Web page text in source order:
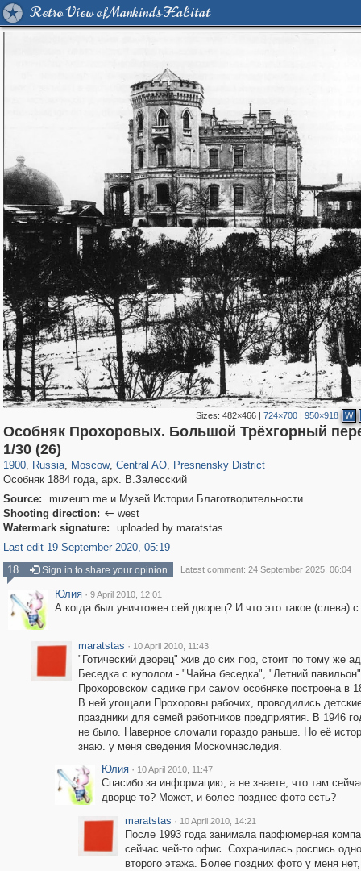
Retro View of Mankind's Habitat
Sizes: 482×466| 724×700| 950×918 W
Особняк Прохоровых. Большой Трёхгорный
1/30 (26)
1900, Russia
1,407,345
, Moscow
319,882
, Central AO, Presnensky District
Особняк 1884 года, арх. В.Залесский
Source:
muzeum.me и Музей Истории Благотворительности
Shooting direction:  west
Watermark signature:
uploaded by maratstas
Last edit 19 September 2020, 05:19
18
Sign in to share your opinion Latest comment: 24 September 2025, 06:04
Юлия · 9 April 2010, 12:01
А когда был уничтожен сей дворец? И что это такое (слева)
maratstas · 10 April 2010, 11:43
"Готический дворец" жив до сих пор, стоит по тому же
Беседка с куполом - "Чайна беседка", "Летний
Прохоровском садике при самом особняке построена в
В ней угощали Прохоровы рабочих, проводились
праздники для семей работников предприятия. В 1946
не было. Наверное сломали гораздо раньше. Но её
знаю. у меня сведения Москомнаследия.
Юлия · 10 April 2010, 11:47
Спасибо за информацию, а не знаете, что там
дворце-то? Может, и более позднее фото есть?
maratstas · 10 April 2010, 14:21
После 1993 года занимала парфюмерная
сейчас чей-то офис. Сохранилась роспись
второго этажа. Более поздних фото у меня